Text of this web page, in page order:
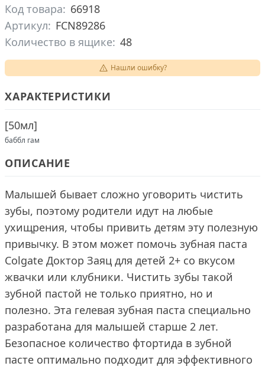
Код товара: 66918
Артикул: FCN89286
Количество в ящике: 48
Нашли ошибку?
ХАРАКТЕРИСТИКИ
[50мл]
баббл гам
ОПИСАНИЕ
Малышей бывает сложно уговорить чистить
зубы, поэтому родители идут на любые
ухищрения, чтобы привить детям эту полезную
привычку. В этом может помочь зубная паста
Colgate Доктор Заяц для детей 2+ со вкусом
жвачки или клубники. Чистить зубы такой
зубной пастой не только приятно, но и
полезно. Эта гелевая зубная паста специально
разработана для малышей старше 2 лет.
Безопасное количество фтортида в зубной
пасте оптимально подходит для эффективного